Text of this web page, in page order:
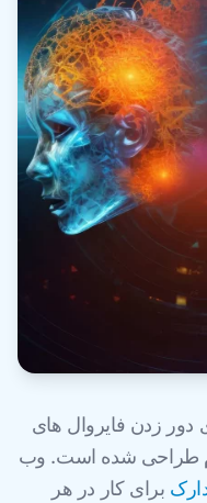
زدن فایروال های
طراحی شده است. وب
برای کار در هر